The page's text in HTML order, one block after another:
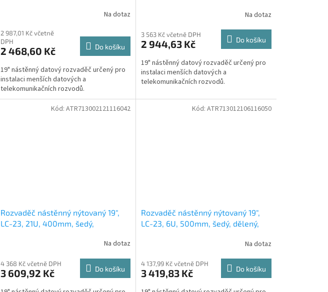
Na dotaz
2 987,01 Kč včetně
DPH
2 468,60 Kč Do košíku
19" nástěnný datový rozvaděč určený pro
instalaci menších datových a
telekomunikačních rozvodů.
Na dotaz
3 563 Kč včetně DPH
2 944,63 Kč Do košíku
19" nástěnný datový rozvaděč určený pro
instalaci menších datových a
telekomunikačních rozvodů.
Rozvaděč nástěnný nýtovaný 19",
LC-23, 21U, 400mm, šedý,
Na dotaz
4 368 Kč včetně DPH
3 609,92 Kč Do košíku
Kód: ATR713002121116042
Rozvaděč nástěnný nýtovaný 19",
LC-23, 6U, 500mm, šedý, dělený,
Na dotaz
4 137,99 Kč včetně DPH
3 419,83 Kč Do košíku
Kód: ATR713012106116050